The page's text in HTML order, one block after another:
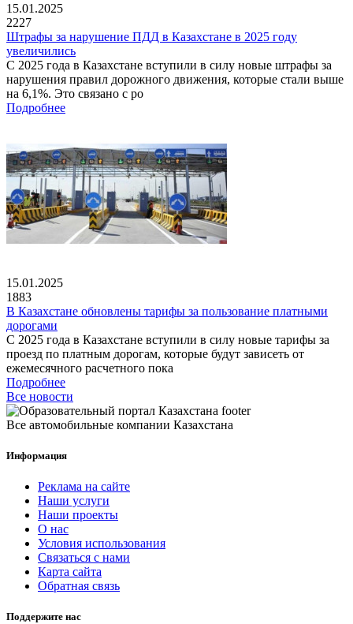
15.01.2025
2227
Штрафы за нарушение ПДД в Казахстане в 2025 году
увеличились
С 2025 года в Казахстане вступили в силу новые штрафы за
нарушения правил дорожного движения, которые стали выше
на 6,1%. Это связано с ро
Подробнее
15.01.2025
1883
В Казахстане обновлены тарифы за пользование платными
дорогами
С 2025 года в Казахстане вступили в силу новые тарифы за
проезд по платным дорогам, которые будут зависеть от
ежемесячного расчетного пока
Подробнее
Все новости
Все автомобильные компании Казахстана
Информация
Реклама на сайте
Наши услуги
Наши проекты
О нас
Условия использования
Связаться с нами
Карта сайта
Обратная связь
Поддержите нас